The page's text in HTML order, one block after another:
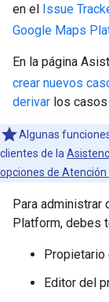
en el Issue
Google Maps
En la página
crear nuevos
derivar los
Algunas
clientes de la
opciones de
Para administrar
Platform, debes
Editor del